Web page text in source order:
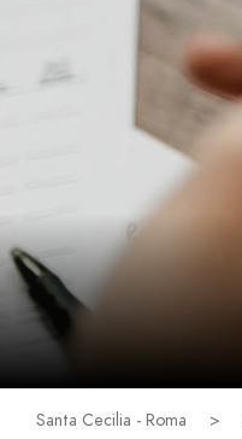
Santa Cecilia - Roma >